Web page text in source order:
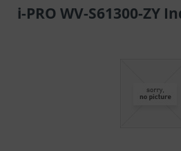
i-PRO WV-S61300-ZY